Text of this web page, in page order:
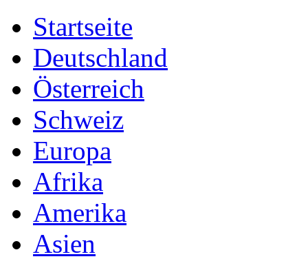
Startseite
Deutschland
Österreich
Schweiz
Europa
Afrika
Amerika
Asien